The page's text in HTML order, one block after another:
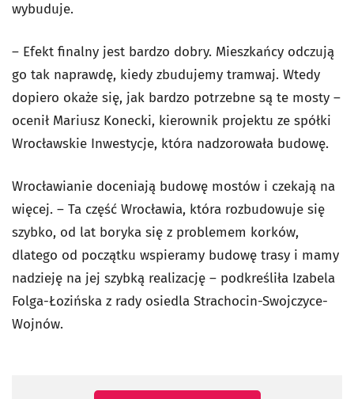
wybuduje.
– Efekt finalny jest bardzo dobry. Mieszkańcy odczują
go tak naprawdę, kiedy zbudujemy tramwaj. Wtedy
dopiero okaże się, jak bardzo potrzebne są te mosty –
ocenił Mariusz Konecki, kierownik projektu ze spółki
Wrocławskie Inwestycje, która nadzorowała budowę.
Wrocławianie doceniają budowę mostów i czekają na
więcej. – Ta część Wrocławia, która rozbudowuje się
szybko, od lat boryka się z problemem korków,
dlatego od początku wspieramy budowę trasy i mamy
nadzieję na jej szybką realizację – podkreśliła Izabela
Folga-Łozińska z rady osiedla Strachocin-Swojczyce-
Wojnów.